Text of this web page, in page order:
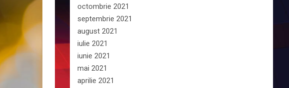
octombrie 2021
septembrie 2021
august 2021
iulie 2021
iunie 2021
mai 2021
aprilie 2021